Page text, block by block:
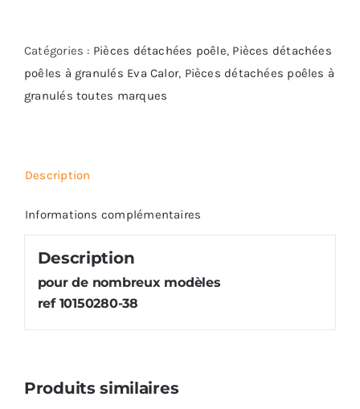
allumage
Eva
Calor
Catégories : Pièces détachées poêle, Pièces détachées
poêles à granulés Eva Calor, Pièces détachées poêles à
granulés toutes marques
Description
Informations complémentaires
Description
pour de nombreux modèles
ref 10150280-38
Produits similaires